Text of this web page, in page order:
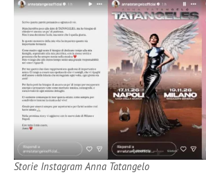
Storie Instagram Anna Tatangelo